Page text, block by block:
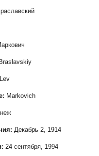
Braslavskiy
Lev
Markovich
Декабрь 2, 1914
24 сентября, 1994